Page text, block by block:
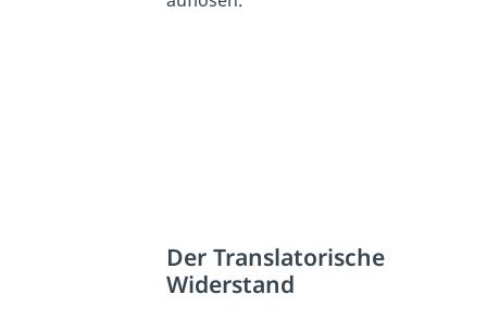
Der Translatorische
Widerstand